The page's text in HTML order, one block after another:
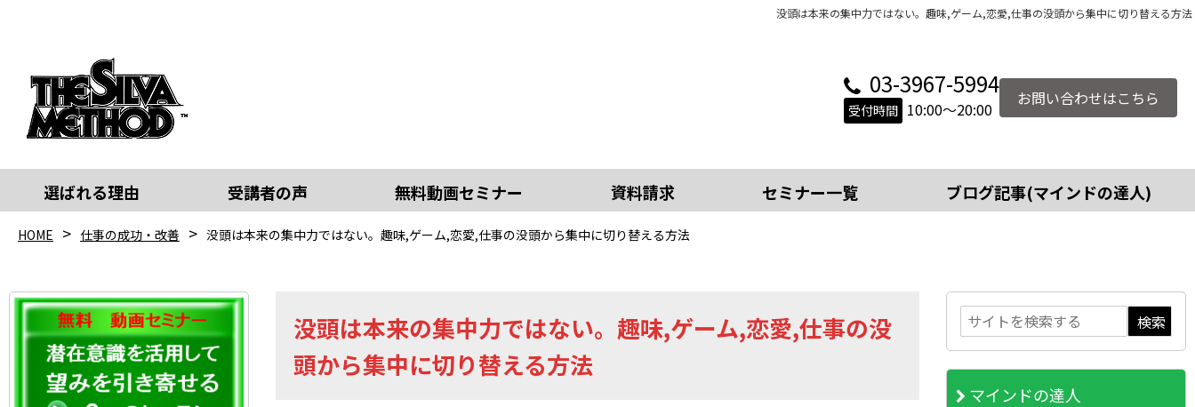
没頭は本来の集中力ではない。趣味,ゲーム,恋愛,仕事の没頭から集中に切り替える方法
03-3967-5994
受付時間 10:00～20:00
お問い合わせはこちら
選ばれる理由 受講者の声 無料動画セミナー 資料請求 セミナー一覧 ブログ記事(マインドの達人)
HOME 仕事の成功・改善 没頭は本来の集中力ではない。趣味,ゲーム,恋愛,仕事の没頭から集中に切り替える方法
没頭は本来の集中力ではない。趣味,ゲーム,恋愛,仕事の没
頭から集中に切り替える方法
マインドの達人